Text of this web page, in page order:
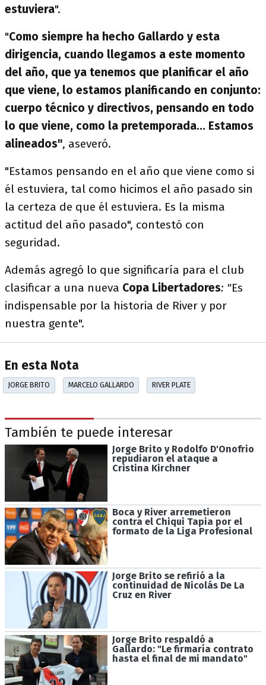
estuviera".
"Como siempre ha hecho Gallardo y esta
dirigencia, cuando llegamos a este momento
del año, que ya tenemos que planificar el año
que viene, lo estamos planificando en conjunto:
cuerpo técnico y directivos, pensando en todo
lo que viene, como la pretemporada... Estamos
alineados", aseveró.
"Estamos pensando en el año que viene como si
él estuviera, tal como hicimos el año pasado sin
la certeza de que él estuviera. Es la misma
actitud del año pasado", contestó con
seguridad.
Además agregó lo que significaría para el club
clasificar a una nueva Copa Libertadores: "Es
indispensable por la historia de River y por
nuestra gente".
En esta Nota
JORGE BRITO MARCELO GALLARDO RIVER PLATE
También te puede interesar
Jorge Brito y Rodolfo D'Onofrio
repudiaron el ataque a
Cristina Kirchner
Boca y River arremetieron
contra el Chiqui Tapia por el
formato de la Liga Profesional
Jorge Brito se refirió a la
continuidad de Nicolás De La
Cruz en River
Jorge Brito respaldó a
Gallardo: "Le firmaría contrato
hasta el final de mi mandato"